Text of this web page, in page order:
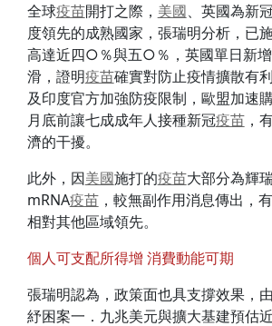
全球疫苗開打之際， 美國、英國為新
度領先的成熟國家，張瑞明分析，已
高達近四○％與五○％，英國單日新
滑，證明疫苗確實對防止疫情擴散有
及印度官方加強防疫限制，歐盟加速
月底前讓七成成年人接種新冠疫苗，
濟的干擾。
此外，因美國施打的疫苗大部分為輝
mRNA疫苗，較無副作用消息傳出，
相對其他區域領先。
個人可支配所得增 消費動能可期
張瑞明認為，政策面也具支撐效果，
紓困案一．九兆美元與擴大基建預估